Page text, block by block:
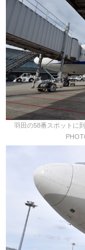
羽田の58番スポットに